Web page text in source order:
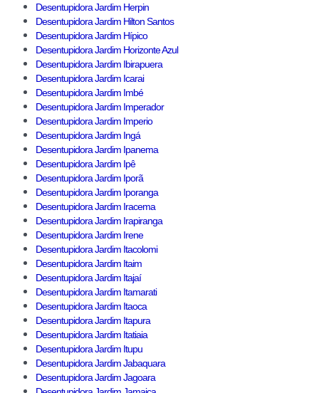
Desentupidora Jardim Herpin
Desentupidora Jardim Hilton Santos
Desentupidora Jardim Hípico
Desentupidora Jardim Horizonte Azul
Desentupidora Jardim Ibirapuera
Desentupidora Jardim Icarai
Desentupidora Jardim Imbé
Desentupidora Jardim Imperador
Desentupidora Jardim Imperio
Desentupidora Jardim Ingá
Desentupidora Jardim Ipanema
Desentupidora Jardim Ipê
Desentupidora Jardim Iporã
Desentupidora Jardim Iporanga
Desentupidora Jardim Iracema
Desentupidora Jardim Irapiranga
Desentupidora Jardim Irene
Desentupidora Jardim Itacolomi
Desentupidora Jardim Itaim
Desentupidora Jardim Itajaí
Desentupidora Jardim Itamarati
Desentupidora Jardim Itaoca
Desentupidora Jardim Itapura
Desentupidora Jardim Itatiaia
Desentupidora Jardim Itupu
Desentupidora Jardim Jabaquara
Desentupidora Jardim Jagoara